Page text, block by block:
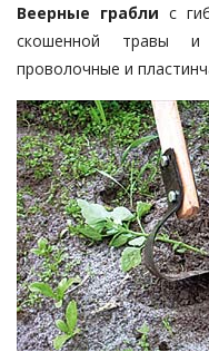
Веерные грабли с
скошенной травы и
проволочные и